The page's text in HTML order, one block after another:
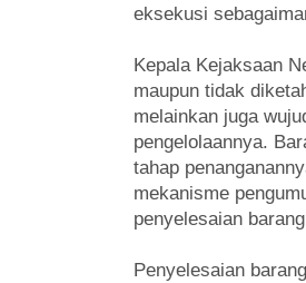
eksekusi
Kepala Kejaksaan
maupun tidak
melainkan juga
pengelolaannya.
tahap
mekanisme
penyelesaian
Penyelesaian